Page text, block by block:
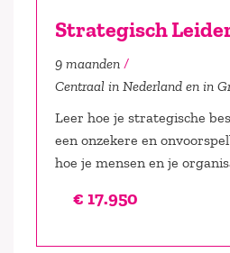
Strategisch
9 maanden
Centraal in Nederland en in
Leer hoe je strategische
een onzekere en
hoe je mensen en je
€ 17.950